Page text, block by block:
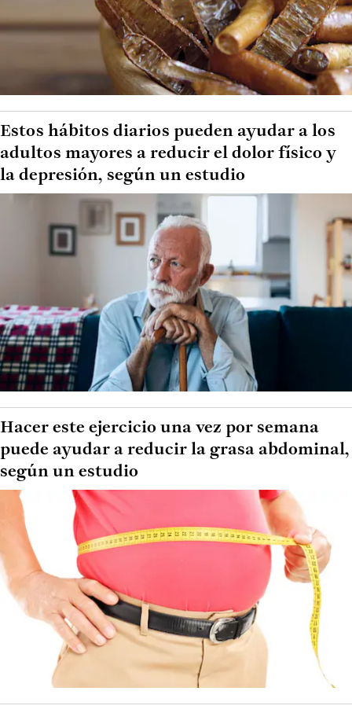
Estos hábitos diarios pueden ayudar a los
adultos mayores a reducir el dolor físico y
la depresión, según un estudio
Hacer este ejercicio una vez por semana
puede ayudar a reducir la grasa abdominal,
según un estudio